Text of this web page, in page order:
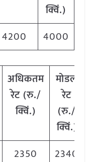
क्विं.)
4200 4000
अधिकतम
रेट (रु./
क्विं.)
मोडल
रेट
(रु./
क्विं.)
2350 2340